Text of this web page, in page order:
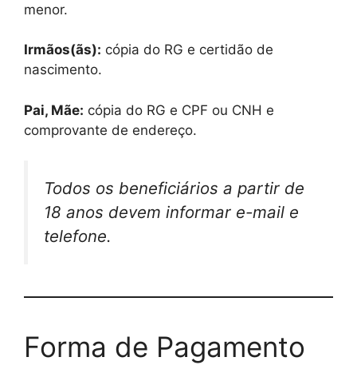
menor.
Irmãos(ãs): cópia do RG e certidão de
nascimento.
Pai, Mãe: cópia do RG e CPF ou CNH e
comprovante de endereço.
Todos os beneficiários a partir de
18 anos devem informar e-mail e
telefone.
Forma de Pagamento